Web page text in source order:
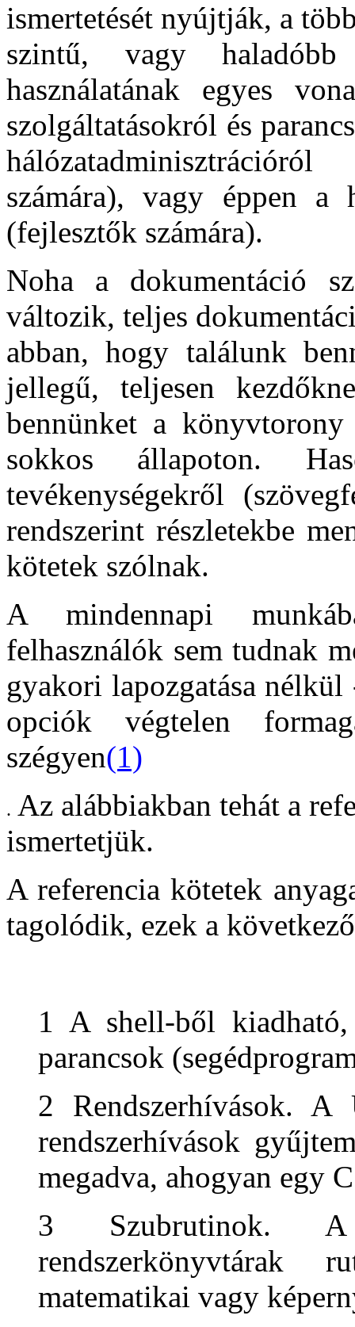
ismertetését nyújtják, a
szintű, vagy
használatának egyes
szolgáltatásokról és
számára), vagy éppen a
(fejlesztők számára).
Noha a dokumentáció
változik, teljes
abban, hogy találunk
jellegű, teljesen
bennünket a
sokkos állapoton.
tevékenységekről
rendszerint részletekbe
kötetek szólnak.
A mindennapi
felhasználók sem tudnak
gyakori lapozgatása nélkül
opciók végtelen
szégyen(1)
. Az alábbiakban tehát a
ismertetjük.
A referencia kötetek
tagolódik, ezek a
1 A shell-ből
parancsok
2 Rendszerhívások. A
rendszerhívások
megadva, ahogyan egy
3 Szubrutinok.
rendszerkönyvtárak
matematikai vagy